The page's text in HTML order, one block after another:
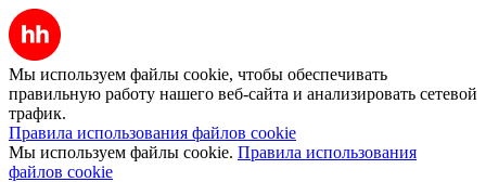
Мы используем файлы cookie, чтобы обеспечивать
правильную работу нашего веб-сайта и анализировать сетевой
трафик.
Правила использования файлов cookie
Мы используем файлы cookie. Правила использования
файлов cookie